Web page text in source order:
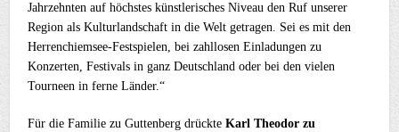
Jahrzehnten auf höchstes künstlerisches Niveau den Ruf unserer
Region als Kulturlandschaft in die Welt getragen. Sei es mit den
Herrenchiemsee-Festspielen, bei zahllosen Einladungen zu
Konzerten, Festivals in ganz Deutschland oder bei den vielen
Tourneen in ferne Länder.“
Für die Familie zu Guttenberg drückteKarl Theodor zu